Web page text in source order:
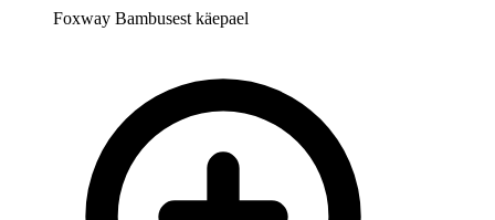
Foxway Bambusest käepael